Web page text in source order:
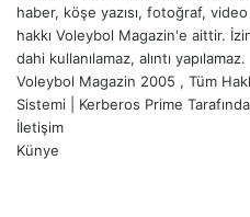
haber, köşe yazısı, fotoğraf,
hakkı Voleybol Magazin'e aittir.
dahi kullanılamaz, alıntı yapılamaz.
Voleybol Magazin 2005 , Tüm
Sistemi
Kerberos Prime
İletişim
Künye